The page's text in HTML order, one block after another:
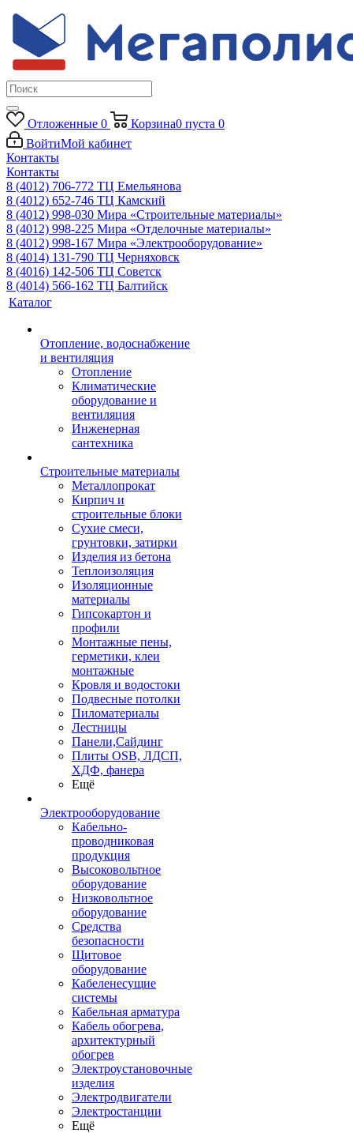
Отложенные 0 Корзина0 пуста 0
ВойтиМой кабинет
Контакты
Контакты
8 (4012) 706-772 ТЦ Емельянова
8 (4012) 652-746 ТЦ Камский
8 (4012) 998-030 Мира «Строительные материалы»
8 (4012) 998-225 Мира «Отделочные материалы»
8 (4012) 998-167 Мира «Электрооборудование»
8 (4014) 131-790 ТЦ Черняховск
8 (4016) 142-506 ТЦ Советск
8 (4014) 566-162 ТЦ Балтийск
Каталог
Отопление, водоснабжение
и вентиляция
Отопление
Климатические
оборудование и
вентиляция
Инженерная
сантехника
Строительные материалы
Металлопрокат
Кирпич и
строительные блоки
Сухие смеси,
грунтовки, затирки
Изделия из бетона
Теплоизоляция
Изоляционные
материалы
Гипсокартон и
профили
Монтажные пены,
герметики, клеи
монтажные
Кровля и водостоки
Подвесные потолки
Пиломатериалы
Лестницы
Панели,Сайдинг
Плиты OSB, ЛДСП,
ХДФ, фанера
Ещё
Электрооборудование
Кабельно-
проводниковая
продукция
Высоковольтное
оборудование
Низковольтное
оборудование
Средства
безопасности
Щитовое
оборудование
Кабеленесущие
системы
Кабельная арматура
Кабель обогрева,
архитектурный
обогрев
Электроустановочные
изделия
Электродвигатели
Электростанции
Ещё